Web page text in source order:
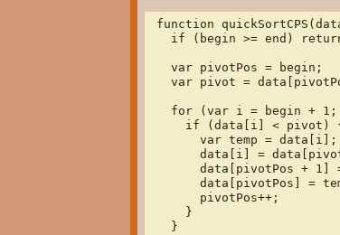
function
if (begin >= end)
  var pivotPos = begin;
var pivot =
for (var i = begin +
if (data[i] < pivot)
      var temp = data[i];
data[i] =
data[pivotPos + 1]
data[pivotPos] =
      pivotPos++;
    }
  }